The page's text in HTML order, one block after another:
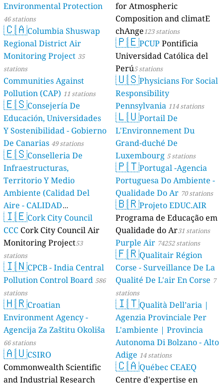
Environmental Protection
46 stations
🇨🇦Columbia Shuswap
Regional District Air
Monitoring Project 35
stations
Communities Against
Pollution (CAP) 11 stations
🇪🇸Consejería De
Educación, Universidades
Y Sostenibilidad - Gobierno
De Canarias 49 stations
🇪🇸Conselleria De
Infraestructuras,
Territorio Y Medio
Ambiente (Calidad Del
Aire - CALIDAD
AMBIENTAL) 23 stations
🇮🇪Cork City Council
CCC Cork City Council Air
Monitoring Project53
stations
🇮🇳CPCB - India Central
Pollution Control Board 586
stations
🇭🇷Croatian
Environment Agency -
Agencija Za Zaštitu Okoliša
66 stations
🇦🇺CSIRO
Commonwealth Scientific
and Industrial Research
for Atmospheric
Composition and climatE
chAnge123 stations
🇵🇪PCUP Pontificia
Universidad Católica del
Perú5 stations
🇺🇸Physicians For Social
Responsibility
Pennsylvania 114 stations
🇱🇺Portail De
L'Environnement Du
Grand-duché De
Luxembourg 5 stations
🇵🇹Portugal -Agencia
Portuguesa Do Ambiente -
Qualidade Do Ar 70 stations
🇧🇷Projeto EDUC.AIR
Programa de Educação em
Qualidade do Ar31 stations
Purple Air 74252 stations
🇫🇷Qualitair Région
Corse - Surveillance De La
Qualité De L'air En Corse 7
stations
🇮🇹Qualità Dell’aria |
Agenzia Provinciale Per
L'ambiente | Provincia
Autonoma Di Bolzano - Alto
Adige 14 stations
🇨🇦Québec CEAEQ
Centre d'expertise en